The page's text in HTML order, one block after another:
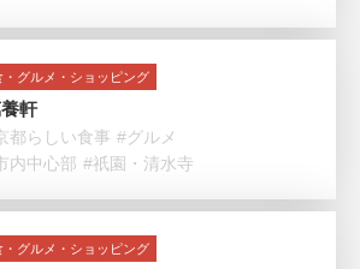
・グルメ・ショッピング
軒
都らしい食事 #グルメ
内中心部 #祇園・清水寺
・グルメ・ショッピング